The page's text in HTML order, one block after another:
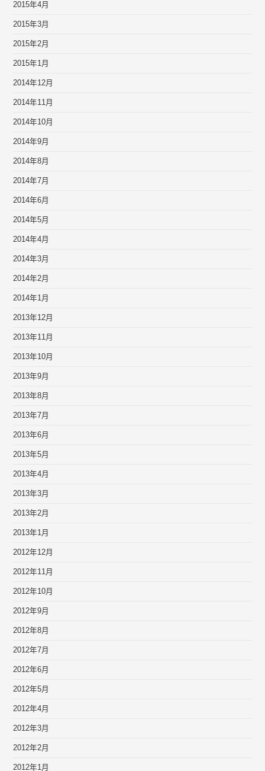
2015年4月
2015年3月
2015年2月
2015年1月
2014年12月
2014年11月
2014年10月
2014年9月
2014年8月
2014年7月
2014年6月
2014年5月
2014年4月
2014年3月
2014年2月
2014年1月
2013年12月
2013年11月
2013年10月
2013年9月
2013年8月
2013年7月
2013年6月
2013年5月
2013年4月
2013年3月
2013年2月
2013年1月
2012年12月
2012年11月
2012年10月
2012年9月
2012年8月
2012年7月
2012年6月
2012年5月
2012年4月
2012年3月
2012年2月
2012年1月